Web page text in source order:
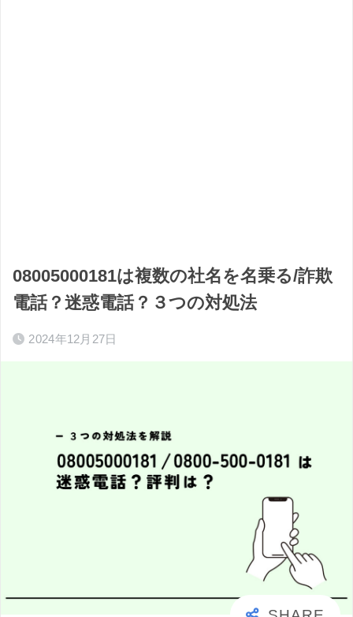
08005000181は複数の社名を名乗る/詐欺
電話？迷惑電話？３つの対処法
2024年12月27日